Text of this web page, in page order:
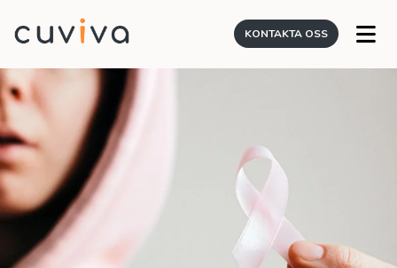
KONTAKTA OSS